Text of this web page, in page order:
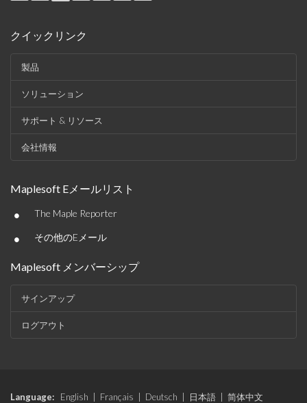
クイックリンク
製品
ソリューション
サポート & リソース
会社情報
Maplesoft Eメールリスト
• The Maple Reporter
• その他のEメール
Maplesoft メンバーシップ
サインアップ
ログアウト
Language: English Français Deutsch 日本語
简体中文